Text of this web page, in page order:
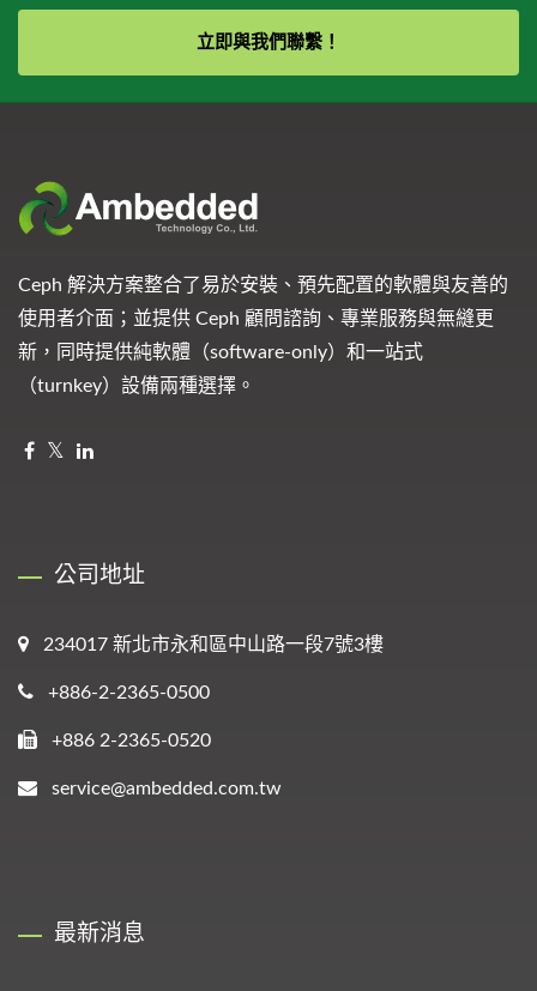
立即與我們聯繫！
Ceph 解決方案整合了易於安裝、預先配置的軟體與友善的
使用者介面；並提供 Ceph 顧問諮詢、專業服務與無縫更
新，同時提供純軟體（software-only）和一站式
（turnkey）設備兩種選擇。
公司地址
234017 新北市永和區中山路一段7號3樓
+886-2-2365-0500
+886 2-2365-0520
service@ambedded.com.tw
最新消息